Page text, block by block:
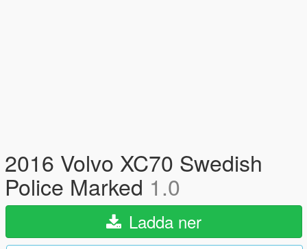
2016 Volvo XC70 Swedish
Police Marked 1.0
Ladda ner